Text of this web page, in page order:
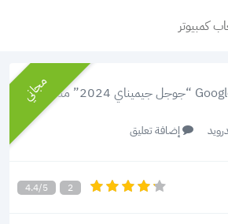
كمبيوتر
إضافة تعليق
مجاني
4.4/5 2